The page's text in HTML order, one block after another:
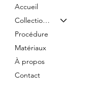
Accueil
Collection & Tarifs
Procédure
Matériaux
À propos
Contact